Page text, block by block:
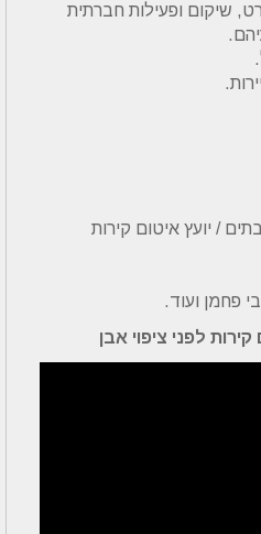
שיקום ופעילות חברתית
/ יועץ איטום קירות
פחמן ועוד.
לפני ציפוי אבן